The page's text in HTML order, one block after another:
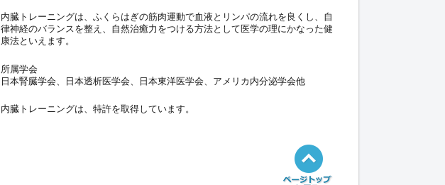
内臓トレーニングは、ふくらはぎの筋肉運動で血液とリンパの流れを良くし、自
律神経のバランスを整え、自然治癒力をつける方法として医学の理にかなった健
康法といえます。
所属学会
日本腎臓学会、日本透析医学会、日本東洋医学会、アメリカ内分泌学会他
内臓トレーニングは、特許を取得しています。